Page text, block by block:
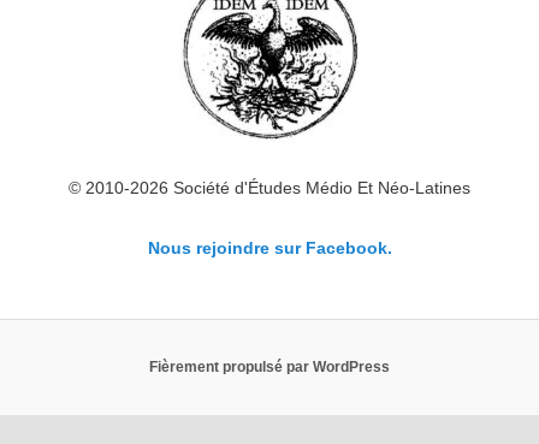
© 2010-2026 Société d'Études Médio Et Néo-Latines
Nous rejoindre sur Facebook.
Fièrement propulsé par WordPress